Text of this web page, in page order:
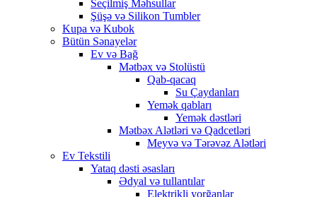
Seçilmiş Məhsullar
Şüşə və Silikon Tumbler
Kupa və Kubok
Bütün Sənayelər
Ev və Bağ
Mətbəx və Stolüstü
Qab-qacaq
Su Çaydanları
Yemək qabları
Yemək dəstləri
Mətbəx Alətləri və Qadcetləri
Meyvə və Tərəvəz Alətləri
Ev Tekstili
Yataq dəsti əsasları
Ədyal və tullantılar
Elektrikli yorğanlar